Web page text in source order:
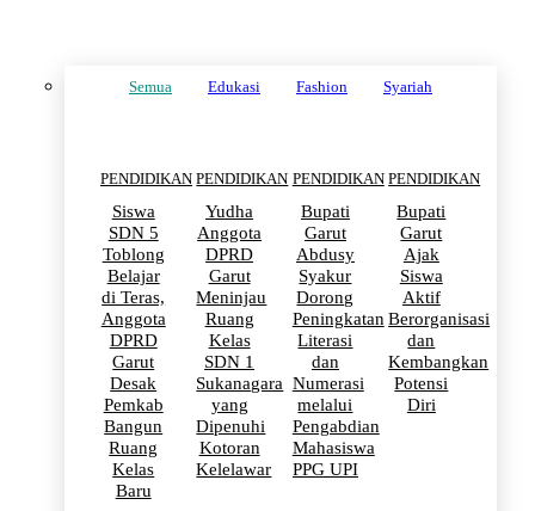
Semua Edukasi Fashion Syariah
PENDIDIKAN
Siswa
SDN 5
Toblong
Belajar
di Teras,
Anggota
DPRD
Garut
Desak
Pemkab
Bangun
Ruang
Kelas
Baru
PENDIDIKAN
Yudha
Anggota
DPRD
Garut
Meninjau
Ruang
Kelas
SDN 1
Sukanagara
yang
Dipenuhi
Kotoran
Kelelawar
PENDIDIKAN
Bupati
Garut
Abdusy
Syakur
Dorong
Peningkatan
Literasi
dan
Numerasi
melalui
Pengabdian
Mahasiswa
PPG UPI
PENDIDIKAN
Bupati
Garut
Ajak
Siswa
Aktif
Berorganisasi
dan
Kembangkan
Potensi
Diri